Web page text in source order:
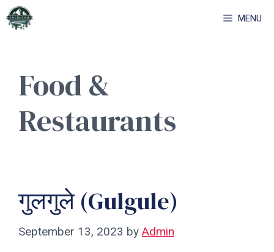
Skip
to
MENU
Food &
Restaurants
गुलगुले (Gulgule)
September 13, 2023 by Admin